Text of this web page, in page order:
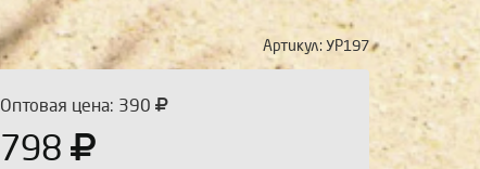
Артикул: УР197
Оптовая цена: 390
798